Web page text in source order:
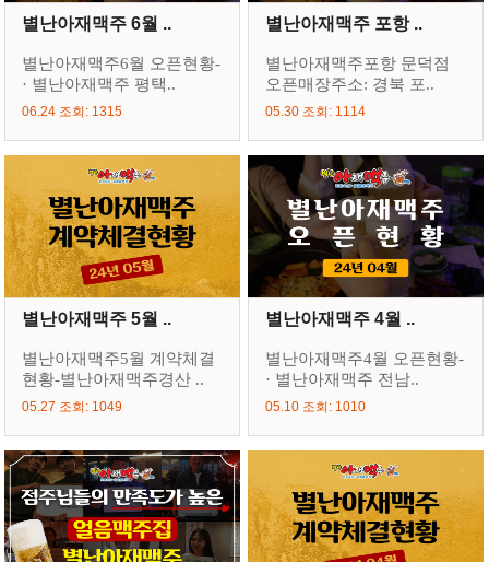
별난아재맥주 6월 ..
별난아재맥주6월 오픈현황-
· 별난아재맥주 평택..
06.24 조회: 1315
별난아재맥주 포항 ..
별난아재맥주포항 문덕점
오픈매장주소: 경북 포..
05.30 조회: 1114
별난아재맥주 5월 ..
별난아재맥주5월 계약체결
현황-별난아재맥주경산 ..
05.27 조회: 1049
별난아재맥주 4월 ..
별난아재맥주4월 오픈현황-
· 별난아재맥주 전남..
05.10 조회: 1010